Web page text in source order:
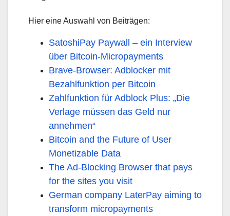
Hier eine Auswahl von Beiträgen:
SatoshiPay Paywall – ein Interview
über Bitcoin-Micropayments
Brave-Browser: Adblocker mit
Bezahlfunktion per Bitcoin
Zahlfunktion für Adblock Plus: „Die
Verlage müssen das Geld nur
annehmen“
Bitcoin and the Future of User
Monetizable Data
The Ad-Blocking Browser that pays
for the sites you visit
German company LaterPay aiming to
transform micropayments